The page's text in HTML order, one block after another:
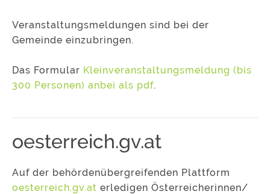
Veranstaltungsmeldungen sind bei der
Gemeinde einzubringen.
Das Formular Kleinveranstaltungsmeldung (bis
300 Personen) anbei als pdf.
oesterreich.gv.at
Auf der behördenübergreifenden Plattform
oesterreich.gv.at erledigen Österreicherinnen/